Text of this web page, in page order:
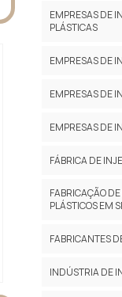
EMPRESAS DE
PLÁSTICAS
EMPRESAS DE
EMPRESAS DE
EMPRESAS DE
FÁBRICA DE
FABRICAÇÃO
PLÁSTICOS EM
FABRICANTES
INDÚSTRIA DE